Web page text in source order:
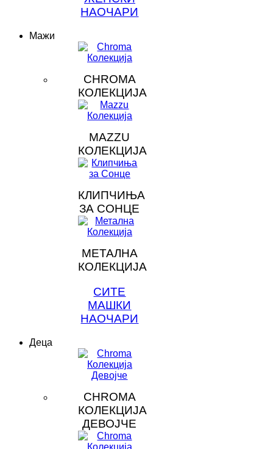
НАОЧАРИ
Мажи
CHROMA
КОЛЕКЦИЈА
MAZZU
КОЛЕКЦИЈА
КЛИПЧИЊА
ЗА СОНЦЕ
МЕТАЛНА
КОЛЕКЦИЈА
СИТЕ
МАШКИ
НАОЧАРИ
Деца
CHROMA
КОЛЕКЦИЈА
ДЕВОЈЧЕ